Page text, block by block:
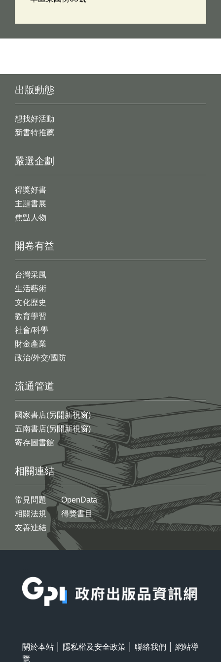
出版動態
想找好活動
新書特推薦
開卷有益
台灣采風
生活藝術
文化歷史
教育學習
社會/科學
財金產業
政治/外交/國防
嚴選企劃
得獎好書
主題書展
焦點人物
流通管道
國家書店(另開新視窗)
五南書店(另開新視窗)
寄存圖書館
相關連結
常見問題
相關法規
友善連結
OpenData
得獎書目
關於本站 隱私權及安全政策 聯絡我們
網站導
覽